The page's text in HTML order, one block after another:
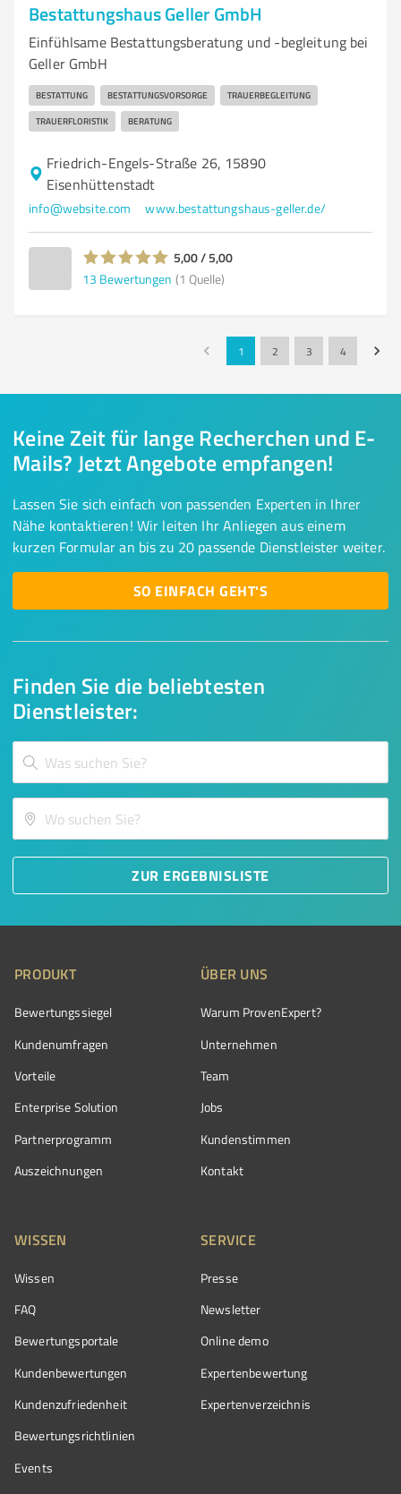
Bestattungshaus Geller GmbH
Einfühlsame Bestattungsberatung und -begleitung bei
Geller GmbH
BESTATTUNG BESTATTUNGSVORSORGE TRAUERBEGLEITUNG
TRAUERFLORISTIK BERATUNG
Friedrich-Engels-Straße 26, 15890
Eisenhüttenstadt
info@website.com www.bestattungshaus-geller.de/
5,00 / 5,00
13 Bewertungen (1 Quelle)
1 2 3 4
Finden Sie die beliebtesten
Dienstleister:
ZUR ERGEBNISLISTE
Keine Zeit für lange Recherchen und E-
Mails? Jetzt Angebote empfangen!
Lassen Sie sich einfach von passenden Experten in Ihrer
Nähe kontaktieren! Wir leiten Ihr Anliegen aus einem
kurzen Formular an bis zu 20 passende Dienstleister weiter.
SO EINFACH GEHT'S
PRODUKT
Bewertungssiegel
Kundenumfragen
Vorteile
Enterprise Solution
Partnerprogramm
Auszeichnungen
ÜBER UNS
Warum ProvenExpert?
Unternehmen
Team
Jobs
Kundenstimmen
Kontakt
WISSEN
Wissen
FAQ
Bewertungsportale
Kundenbewertungen
Kundenzufriedenheit
Bewertungs­richtlinien
Events
SERVICE
Presse
Newsletter
Online demo
Expertenbewertung
Expertenverzeichnis